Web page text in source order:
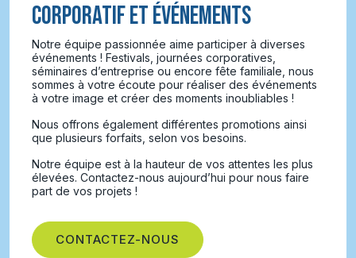
CORPORATIF ET ÉVÉNEMENTS
Notre équipe passionnée aime participer à diverses
événements ! Festivals, journées corporatives,
séminaires d’entreprise ou encore fête familiale, nous
sommes à votre écoute pour réaliser des événements
à votre image et créer des moments inoubliables !
Nous offrons également différentes promotions ainsi
que plusieurs forfaits, selon vos besoins.
Notre équipe est à la hauteur de vos attentes les plus
élevées. Contactez-nous aujourd’hui pour nous faire
part de vos projets !
CONTACTEZ-NOUS